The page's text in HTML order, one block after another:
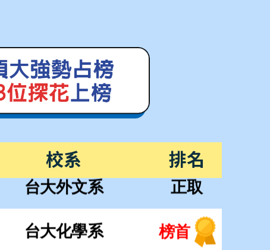
校系 排名
台大化學系
清大資工系 榜首
清大資工系 榜眼